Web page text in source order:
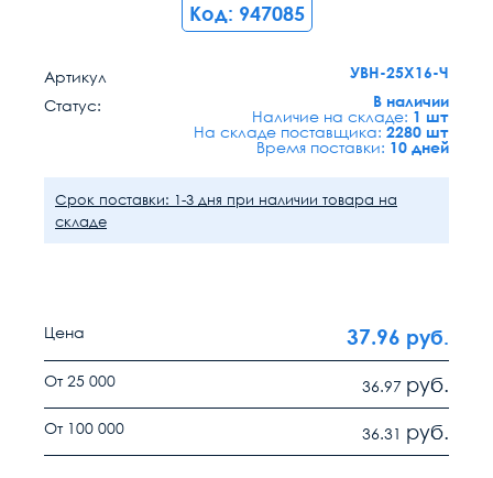
Код: 947085
Артикул
УВН-25Х16-Ч
Статус:
В наличии
Наличие на складе: 1 шт
На складе поставщика: 2280 шт
Время поставки: 10 дней
Срок поставки: 1-3 дня при наличии товара на
складе
Цена 37.96 руб.
От 25 000 36.97 руб.
От 100 000 36.31 руб.